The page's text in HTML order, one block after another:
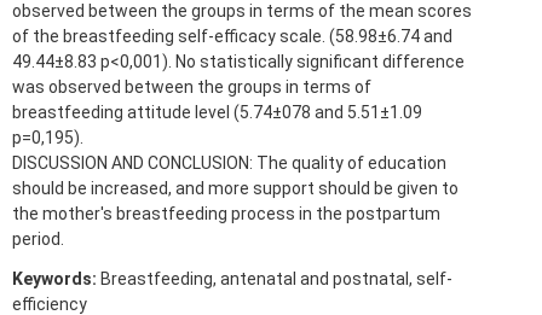
observed between the groups in terms of the mean scores
of the breastfeeding self-efficacy scale. (58.98±6.74 and
49.44±8.83 p<0,001). No statistically significant difference
was observed between the groups in terms of
breastfeeding attitude level (5.74±078 and 5.51±1.09
p=0,195).
DISCUSSION AND CONCLUSION: The quality of education
should be increased, and more support should be given to
the mother's breastfeeding process in the postpartum
period.
Keywords: Breastfeeding, antenatal and postnatal, self-
efficiency